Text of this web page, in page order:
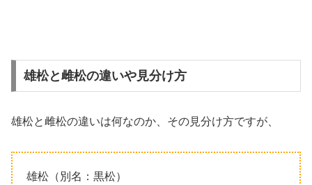
雄松と雌松の違いや見分け方
雄松と雌松の違いは何なのか、その見分け方ですが、
雄松（別名：黒松）